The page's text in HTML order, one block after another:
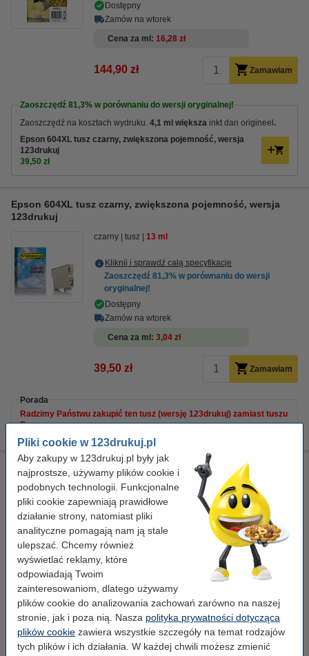
Pliki cookie w 123drukuj.pl
Aby zakupy w 123drukuj.pl były jak
najprostsze, używamy plików cookie i
podobnych technologii. Funkcjonalne
pliki cookie zapewniają prawidłowe
działanie strony, natomiast pliki
analityczne pomagają nam ją stale
ulepszać. Chcemy również
wyświetlać reklamy, które
odpowiadają Twoim
zainteresowaniom, dlatego używamy
plików cookie do analizowania zachowań zarówno na naszej
stronie, jak i poza nią. Nasza polityka prywatności dotycząca
plików cookie zawiera wszystkie szczegóły na temat rodzajów
tych plików i ich działania. W każdej chwili możesz zmienić
Dostępny
Zamów na wtorek
Cena za ml
16,28 zł
144,90 zł Zamawiam
Zaoszczędź 81,3% w porównaniu do wersji oryginalnej!
Zaoszczędź na kosztach wydruku. 4,1 ml większa inkt dan origineel .
Epson 604XL tusz czarny, zwiększona pojemność, wersja
123drukuj
39,50 zł
Epson 604XL tusz czarny, zwiększona pojemność, wersja
123drukuj
czarny tusz 13 ml
Kliknij i sprawdź całą specyfikacje
Zaoszczędź 81,3% w porównaniu do wersji
oryginalnej!
Dostępny
Zamów na wtorek
Cena za ml
3,04 zł
39,50 zł Zamawiam
Porada
Radzimy Państwu zakupić ten tusz (wersję 123drukuj) zamiast tuszu
Epson.
Epson 604XL tusz niebieski (C13T10H24010), zwiększona
pojemność, oryginalny
niebieski tusz 4 ml
Kliknij i sprawdź całą specyfikacje
Dostępny
Zamów na wtorek
77,00 zł Zamawiam
Zaoszczędź 81,6% w porównaniu do wersji oryginalnej!